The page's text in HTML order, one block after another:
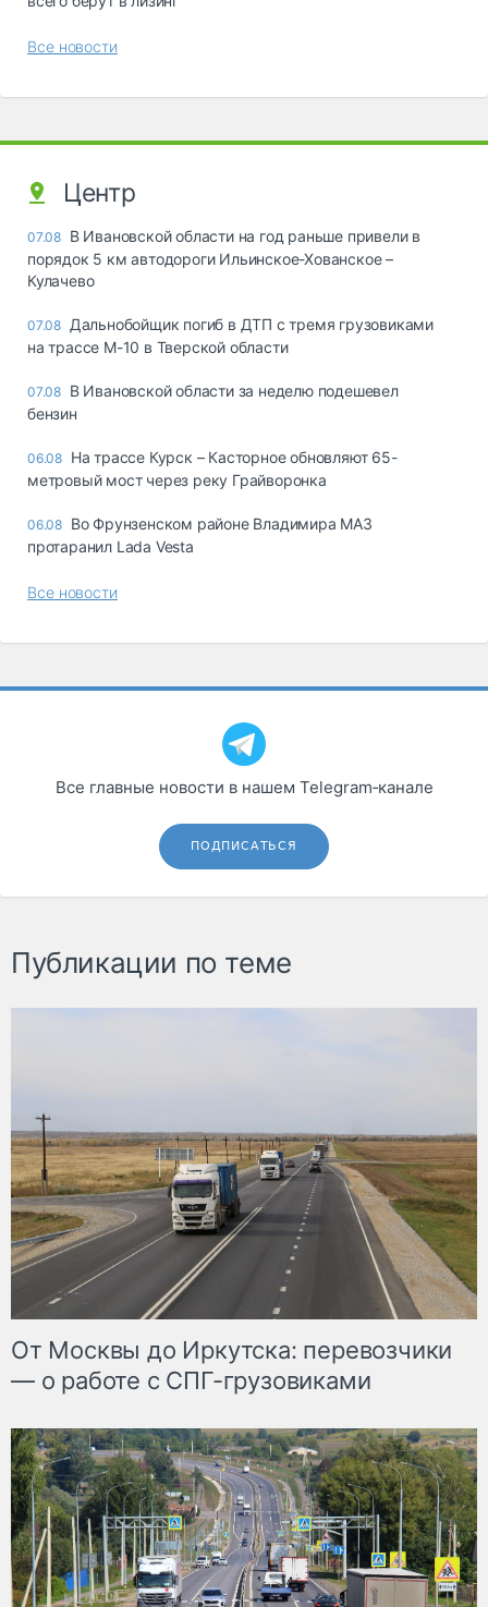
Все новости
Центр
07.08 В Ивановской области на год раньше привели в
порядок 5 км автодороги Ильинское-Хованское –
Кулачево
07.08 Дальнобойщик погиб в ДТП с тремя грузовиками
на трассе М-10 в Тверской области
07.08 В Ивановской области за неделю подешевел
бензин
06.08 На трассе Курск – Касторное обновляют 65-
метровый мост через реку Грайворонка
06.08 Во Фрунзенском районе Владимира МАЗ
протаранил Lada Vesta
Все новости
Все главные новости в нашем Telegram‑канале
ПОДПИСАТЬСЯ
Публикации по теме
От Москвы до Иркутска: перевозчики
— о работе с СПГ-грузовиками